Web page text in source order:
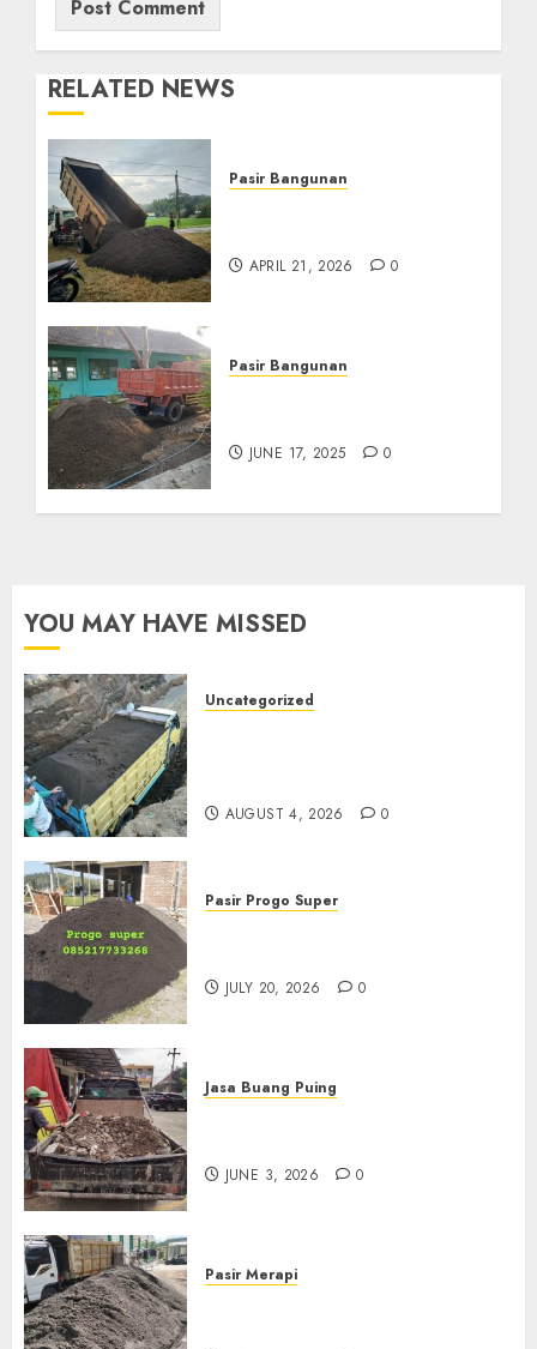
RELATED NEWS
Pasir Bangunan
APRIL 21, 2026 0
Pasir Bangunan
JUNE 17, 2025 0
YOU MAY HAVE MISSED
Uncategorized
AUGUST 4, 2026 0
Pasir Progo Super
JULY 20, 2026 0
Jasa Buang Puing
JUNE 3, 2026 0
Pasir Merapi